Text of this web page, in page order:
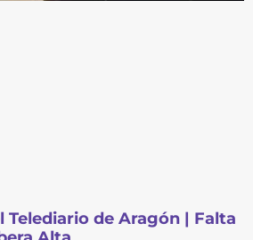
Telediario de Aragón | Falta